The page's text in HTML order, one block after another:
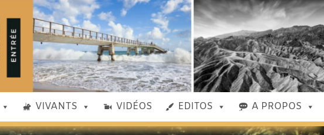
VIVANTS VIDÉOS EDITOS A PROPOS